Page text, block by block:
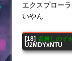
エクスプロー
いやん
[18] 名無しのイ
U2MDYxNTU